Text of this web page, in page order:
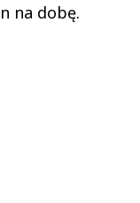
na dobę.